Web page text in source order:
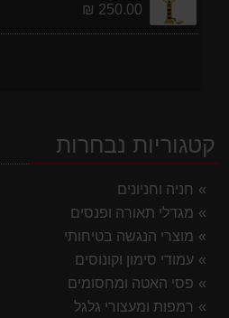
250.00 ₪
קטגוריות נבחרות
חניה וחניונים
מגדלי תאורה ופנסים
מוצרי הנגשה בטיחותי
עמודי סימון וקונוסים
פסי האטה ומחסומים
רמפות ומעצורי גלגל